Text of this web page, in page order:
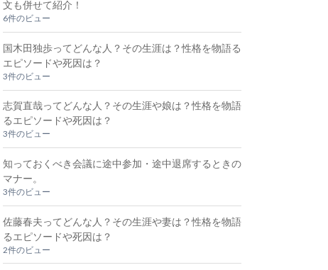
文も併せて紹介！
6件のビュー
国木田独歩ってどんな人？その生涯は？性格を物語る
エピソードや死因は？
3件のビュー
志賀直哉ってどんな人？その生涯や娘は？性格を物語
るエピソードや死因は？
3件のビュー
知っておくべき会議に途中参加・途中退席するときの
マナー。
3件のビュー
佐藤春夫ってどんな人？その生涯や妻は？性格を物語
るエピソードや死因は？
2件のビュー